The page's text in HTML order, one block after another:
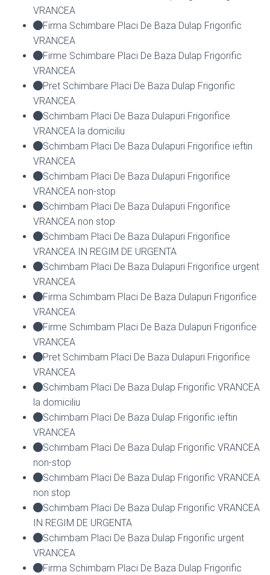
VRANCEA
Firma Schimbare Placi De Baza Dulap Frigorific
VRANCEA
Firme Schimbare Placi De Baza Dulap Frigorific
VRANCEA
Pret Schimbare Placi De Baza Dulap Frigorific
VRANCEA
Schimbam Placi De Baza Dulapuri Frigorifice
VRANCEA la domiciliu
Schimbam Placi De Baza Dulapuri Frigorifice ieftin
VRANCEA
Schimbam Placi De Baza Dulapuri Frigorifice
VRANCEA non-stop
Schimbam Placi De Baza Dulapuri Frigorifice
VRANCEA non stop
Schimbam Placi De Baza Dulapuri Frigorifice
VRANCEA IN REGIM DE URGENTA
Schimbam Placi De Baza Dulapuri Frigorifice urgent
VRANCEA
Firma Schimbam Placi De Baza Dulapuri Frigorifice
VRANCEA
Firme Schimbam Placi De Baza Dulapuri Frigorifice
VRANCEA
Pret Schimbam Placi De Baza Dulapuri Frigorifice
VRANCEA
Schimbam Placi De Baza Dulap Frigorific VRANCEA
la domiciliu
Schimbam Placi De Baza Dulap Frigorific ieftin
VRANCEA
Schimbam Placi De Baza Dulap Frigorific VRANCEA
non-stop
Schimbam Placi De Baza Dulap Frigorific VRANCEA
non stop
Schimbam Placi De Baza Dulap Frigorific VRANCEA
IN REGIM DE URGENTA
Schimbam Placi De Baza Dulap Frigorific urgent
VRANCEA
Firma Schimbam Placi De Baza Dulap Frigorific